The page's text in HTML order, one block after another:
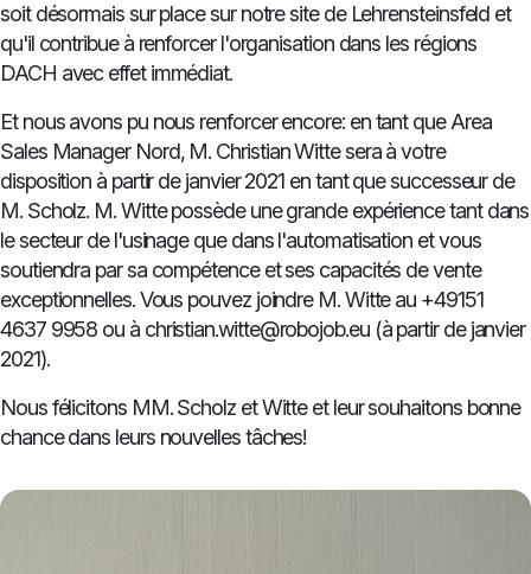
soit désormais sur place sur notre site de Lehrensteinsfeld et
qu'il contribue à renforcer l'organisation dans les régions
DACH avec effet immédiat.
Et nous avons pu nous renforcer encore: en tant que Area
Sales Manager Nord, M. Christian Witte sera à votre
disposition à partir de janvier 2021 en tant que successeur de
M. Scholz. M. Witte possède une grande expérience tant dans
le secteur de l'usinage que dans l'automatisation et vous
soutiendra par sa compétence et ses capacités de vente
exceptionnelles. Vous pouvez joindre M. Witte au +49151
4637 9958 ou à christian.witte@robojob.eu (à partir de janvier
2021).
Nous félicitons MM. Scholz et Witte et leur souhaitons bonne
chance dans leurs nouvelles tâches!